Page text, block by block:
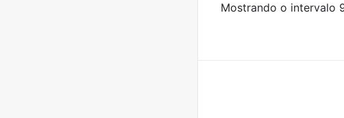
Mostrando o intervalo